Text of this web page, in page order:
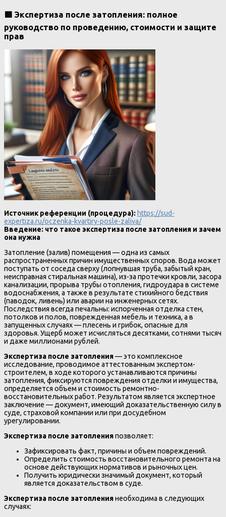
🟥 Экспертиза после затопления: полное
руководство по проведению, стоимости и защите
прав
Источник референции (процедура): https://sud-
expertiza.ru/oczenka-kvartiry-posle-zaliva/
Введение: что такое экспертиза после затопления и зачем
она нужна
Затопление (залив) помещения — одна из самых
распространенных причин имущественных споров. Вода может
поступать от соседа сверху (лопнувшая труба, забытый кран,
неисправная стиральная машина), из-за протечки кровли, засора
канализации, прорыва трубы отопления, гидроудара в системе
водоснабжения, а также в результате стихийного бедствия
(паводок, ливень) или аварии на инженерных сетях.
Последствия всегда печальны: испорченная отделка стен,
потолков и полов, поврежденная мебель и техника, а в
запущенных случаях — плесень и грибок, опасные для
здоровья. Ущерб может исчисляться десятками, сотнями тысяч
и даже миллионами рублей.
Экспертиза после затопления— это комплексное
исследование, проводимое аттестованным экспертом-
строителем, в ходе которого устанавливаются причины
затопления, фиксируются повреждения отделки и имущества,
определяется объем и стоимость ремонтно-
восстановительных работ. Результатом является экспертное
заключение — документ, имеющий доказательственную силу в
суде, страховой компании или при досудебном
урегулировании.
Экспертиза после затопленияпозволяет:
Зафиксировать факт, причины и объем повреждений.
Определить стоимость восстановительного ремонта на
основе действующих нормативов и рыночных цен.
Получить юридически значимый документ, который
является доказательством в суде.
Экспертиза после затоплениянеобходима в следующих
случаях: